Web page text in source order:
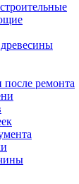
после ремонта